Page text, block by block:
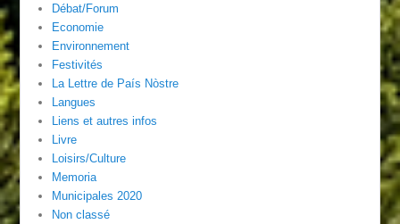
Débat/Forum
Economie
Environnement
Festivités
La Lettre de País Nòstre
Langues
Liens et autres infos
Livre
Loisirs/Culture
Memoria
Municipales 2020
Non classé